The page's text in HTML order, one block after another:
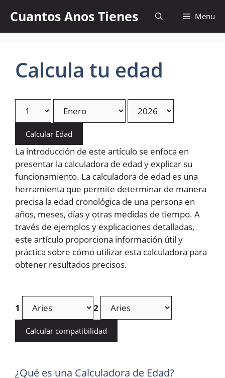
content
Cuantos Anos Tienes Menu
Calcula tu edad
Calcular Edad
La introducción de este artículo se enfoca en
presentar la calculadora de edad y explicar su
funcionamiento. La calculadora de edad es una
herramienta que permite determinar de manera
precisa la edad cronológica de una persona en
años, meses, días y otras medidas de tiempo. A
través de ejemplos y explicaciones detalladas,
este artículo proporciona información útil y
práctica sobre cómo utilizar esta calculadora para
obtener resultados precisos.
1 2
Calcular compatibilidad
¿Qué es una Calculadora de Edad?